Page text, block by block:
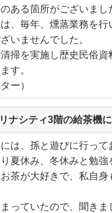
ある箇所がございま
、毎年、燻蒸業務を
いませんでした。
掃を実施し歴史民俗
す。
ー）
リナシティ3階の給茶機
は、孫と遊びに行っ
夏休み、冬休みと勉強
茶が大好きで、私自
っていたので、聞き